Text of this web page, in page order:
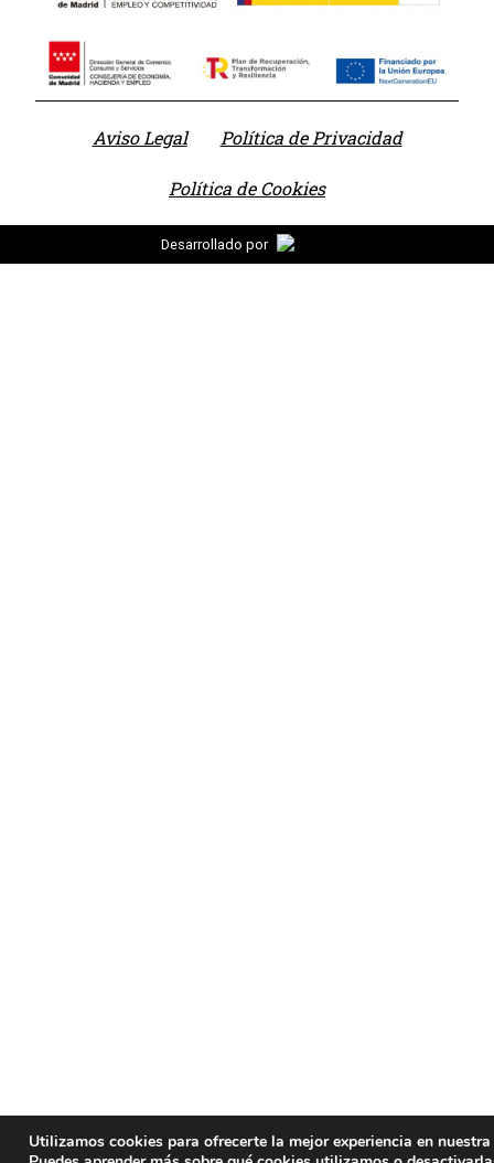
Aviso Legal Política de Privacidad
Política de Cookies
Desarrollado por
Utilizamos cookies para ofrecerte la mejor experiencia en